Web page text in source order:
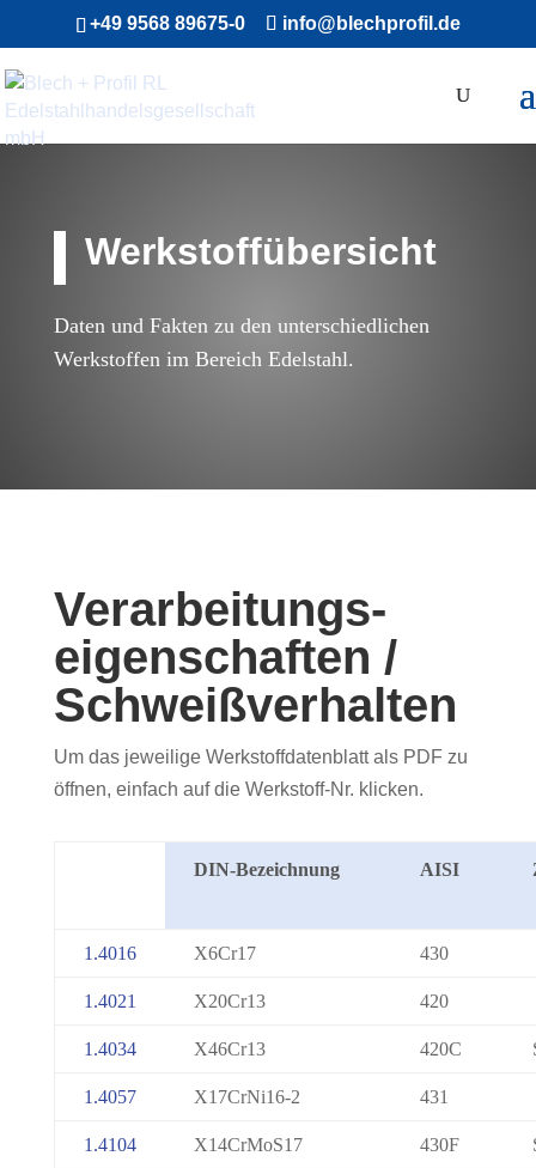
+49 9568 89675-0 info@blechprofil.de
Werkstoffübersicht
Daten und Fakten zu den unterschiedlichen
Werkstoffen im Bereich Edelstahl.
Verarbeitungs­
eigen­schaften /
Schweiß­ver­halten
Um das jeweilige Werkstoffdatenblatt als PDF zu
öffnen, einfach auf die Werkstoff-Nr. klicken.
DIN-Bezeichnung AISI
1.4016 X6Cr17 430
1.4021 X20Cr13 420
1.4034 X46Cr13 420C
1.4057 X17CrNi16-2 431
1.4104 X14CrMoS17 430F